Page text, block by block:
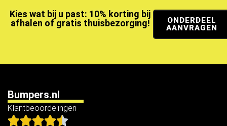
Kies wat bij u past: 10% korting bij
afhalen of gratis thuisbezorging!
ONDERDEEL
AANVRAGEN
Bumpers.nl
Klantbeoordelingen